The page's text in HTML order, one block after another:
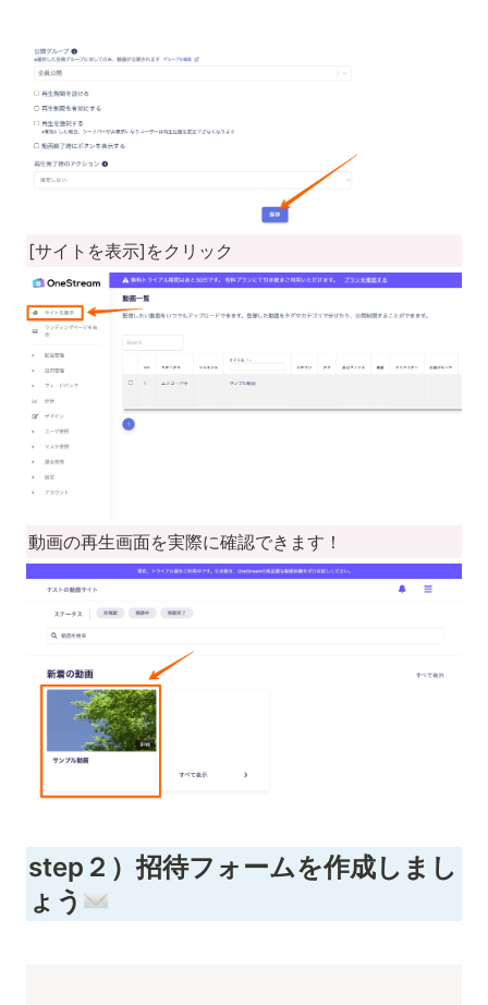
[サイトを表示]をクリック
動画の再生画面を実際に確認できます！
step２）招待フォームを作成しまし
ょう